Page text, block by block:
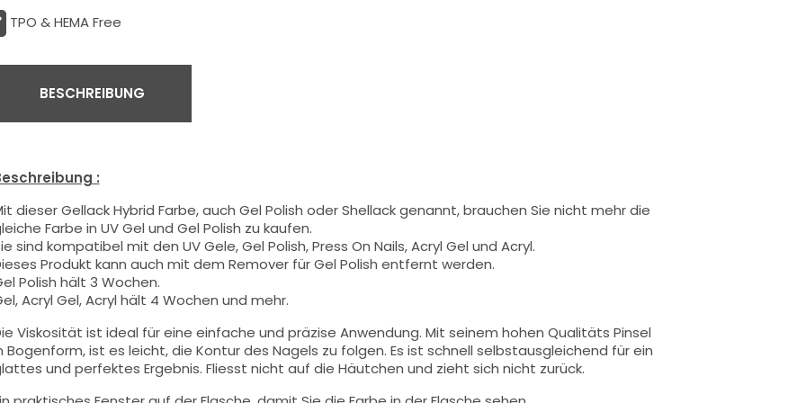
TPO & HEMA Free
BESCHREIBUNG
:
dieser Gellack Hybrid Farbe, auch Gel Polish oder Shellack genannt, brauchen Sie nicht mehr die
Farbe in UV Gel und Gel Polish zu kaufen.
sind kompatibel mit den UV Gele, Gel Polish, Press On Nails, Acryl Gel und Acryl.
Produkt kann auch mit dem Remover für Gel Polish entfernt werden.
Polish hält 3 Wochen.
Acryl Gel, Acryl hält 4 Wochen und mehr.
Viskosität ist ideal für eine einfache und präzise Anwendung. Mit seinem hohen Qualitäts Pinsel
Bogenform, ist es leicht, die Kontur des Nagels zu folgen. Es ist schnell selbstausgleichend für ein
und perfektes Ergebnis. Fliesst nicht auf die Häutchen und zieht sich nicht zurück.